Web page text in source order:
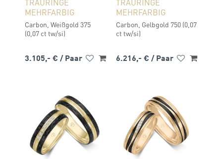
TRAURINGE
MEHRFARBIG
Carbon, Weißgold 375
(0,07 ct tw/si)
3.105,- € / Paar
TRAURINGE
MEHRFARBIG
Carbon, Gelbgold 750 (0,07
ct tw/si)
6.216,- € / Paar